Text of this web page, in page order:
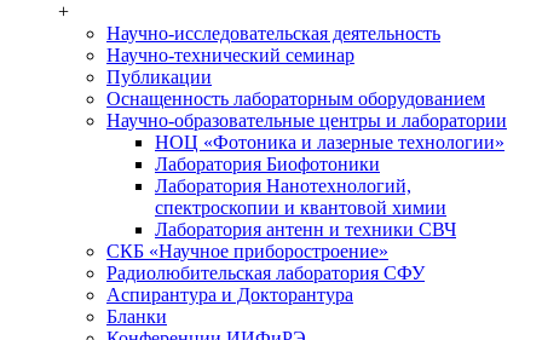
+
Научно-исследовательская деятельность
Научно-технический семинар
Публикации
Оснащенность лабораторным оборудованием
Научно-образовательные центры и лаборатории
НОЦ «Фотоника и лазерные технологии»
Лаборатория Биофотоники
Лаборатория Нанотехнологий,
спектроскопии и квантовой химии
Лаборатория антенн и техники СВЧ
СКБ «Научное приборостроение»
Радиолюбительская лаборатория СФУ
Аспирантура и Докторантура
Бланки